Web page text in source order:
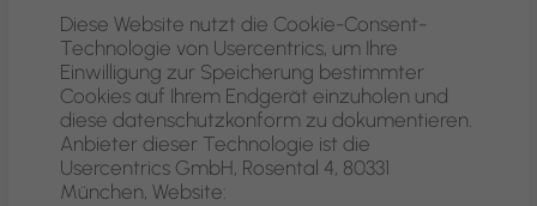
Diese Website nutzt die Cookie-Consent-
Technologie von Usercentrics, um Ihre
Einwilligung zur Speicherung bestimmter
Cookies auf Ihrem Endgerät einzuholen und
diese datenschutzkonform zu dokumentieren.
Anbieter dieser Technologie ist die
Usercentrics GmbH, Rosental 4, 80331
München, Website: